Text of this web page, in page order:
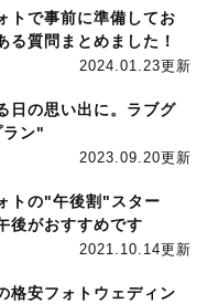
トで事前に準備してお
る質問まとめました！
2024.01.23更新
日の思い出に。ラブグ
ラン"
2023.09.20更新
トの"午後割"スター
後がおすすめです
2021.10.14更新
格安フォトウェディン